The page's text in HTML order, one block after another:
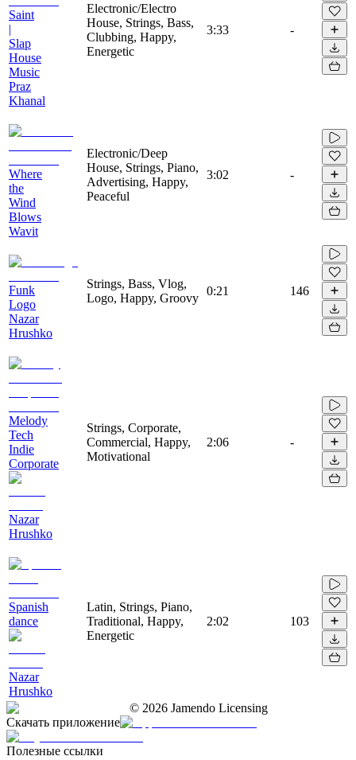
Saint
|
Slap
House
Music
Praz
Khanal
Electronic/Electro
House, Strings, Bass,
Clubbing, Happy,
Energetic
3:33 -
Where
the
Wind
Blows
Wavit
Electronic/Deep
House, Strings, Piano,
Advertising, Happy,
Peaceful
3:02 -
Funk
Logo
Nazar
Hrushko
Strings, Bass, Vlog,
Logo, Happy, Groovy
0:21 146
Melody
Tech
Indie
Corporate
Nazar
Hrushko
Strings, Corporate,
Commercial, Happy,
Motivational
2:06 -
Spanish
dance
Nazar
Hrushko
Latin, Strings, Piano,
Traditional, Happy,
Energetic
2:02 103
© 2026 Jamendo Licensing
Скачать приложение
Полезные ссылки